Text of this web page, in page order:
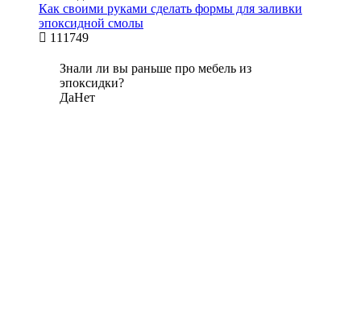
Как своими руками сделать формы для заливки
эпоксидной смолы
111749
Знали ли вы раньше про мебель из
эпоксидки?
ДаНет